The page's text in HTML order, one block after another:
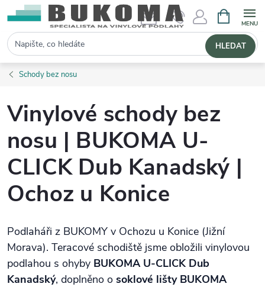
Hledat HLEDAT
Schody bez nosu
Vinylové schody bez
nosu | BUKOMA U-
CLICK Dub Kanadský |
Ochoz u Konice
Podlaháři z BUKOMY v Ochozu u Konice (Jižní
Morava). Teracové schodiště jsme obložili vinylovou
podlahou s ohyby BUKOMA U‑CLICK Dub
Kanadský, doplněno o soklové lišty BUKOMA